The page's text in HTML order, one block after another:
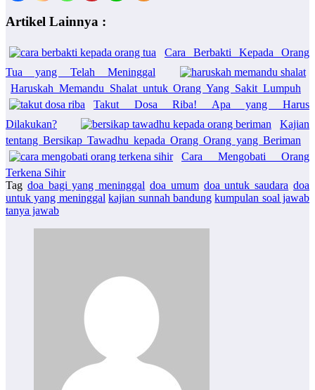
Artikel Lainnya :
Cara Berbakti Kepada Orang
Tua yang Telah Meninggal
Haruskah Memandu Shalat untuk Orang Yang Sakit Lumpuh
Takut Dosa Riba! Apa yang Harus
Dilakukan?
Kajian
tentang Bersikap Tawadhu kepada Orang Orang yang Beriman
Cara Mengobati Orang
Terkena Sihir
Tag doa bagi yang meninggal doa umum doa untuk saudara doa
untuk yang meninggal kajian sunnah bandung kumpulan soal jawab
tanya jawab